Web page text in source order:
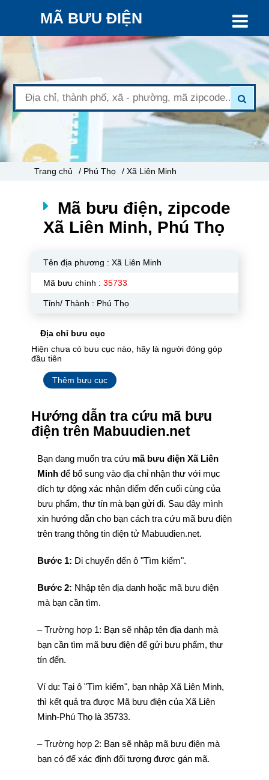
MÃ BƯU ĐIỆN
Trang chủ / Phú Thọ / Xã Liên Minh
Mã bưu điện, zipcode
Xã Liên Minh, Phú Thọ
Tên địa phương : Xã Liên Minh
Mã bưu chính : 35733
Tỉnh/ Thành : Phú Thọ
Địa chỉ bưu cục
Hiện chưa có bưu cục nào, hãy là người đóng góp
đầu tiên
Thêm bưu cục
Hướng dẫn tra cứu mã bưu
điện trên Mabuudien.net
Bạn đang muốn tra cứu mã bưu điện Xã Liên
Minh để bổ sung vào địa chỉ nhận thư với mục
đích tự động xác nhận điểm đến cuối cùng của
bưu phẩm, thư tín mà bạn gửi đi. Sau đây mình
xin hướng dẫn cho bạn cách tra cứu mã bưu điện
trên trang thông tin điện tử Mabuudien.net.
Bước 1: Di chuyển đến ô "Tìm kiếm".
Bước 2: Nhập tên địa danh hoặc mã bưu điện
mà bạn cần tìm.
– Trường hợp 1: Bạn sẽ nhập tên địa danh mà
bạn cần tìm mã bưu điện để gửi bưu phẩm, thư
tín đến.
Ví dụ: Tại ô "Tìm kiếm", bạn nhập Xã Liên Minh,
thì kết quả tra được Mã bưu điện của Xã Liên
Minh-Phú Thọ là 35733.
– Trường hợp 2: Bạn sẽ nhập mã bưu điện mà
bạn có để xác định đối tượng được gán mã.